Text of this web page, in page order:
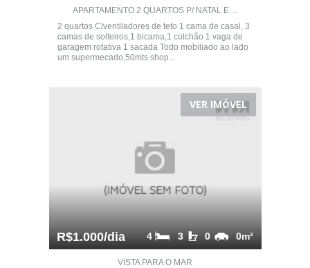
APARTAMENTO 2 QUARTOS P/ NATAL E ...
2 quartos C/ventiladores de teto 1 cama de casal, 3
camas de solteiros,1 bicama,1 colchão 1 vaga de
garagem rotativa 1 sacada Todo mobiliado ao lado
um supermecado,50mts shop...
VER IMÓVEL
R$1.000/dia 0m²
0
3
4
VISTA PARA O MAR